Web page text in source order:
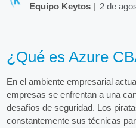
Equipo Keytos| 2 de
¿Qué es Azure
En el ambiente empresarial
empresas se enfrentan a una
desafíos de seguridad. Los
constantemente sus técnicas